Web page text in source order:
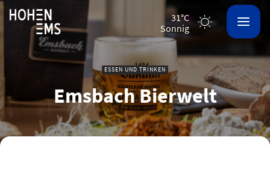
31°C
sonnig
ESSEN UND TRINKEN
Emsbach Bierwelt